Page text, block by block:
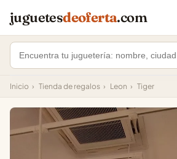
juguetesdeoferta.com
Inicio › Tienda de regalos › Leon › Tiger